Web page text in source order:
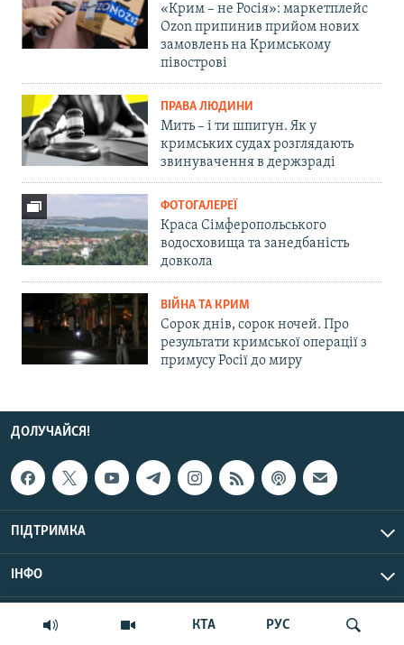
КТА РУС
«Крим – не Росія»: маркетплейс
Ozon припинив прийом нових
замовлень на Кримському
півострові
ПРАВА ЛЮДИНИ
Мить – і ти шпигун. Як у
кримських судах розглядають
звинувачення в держзраді
ФОТОГАЛЕРЕЇ
Краса Сімферопольського
водосховища та занедбаність
довкола
ВІЙНА ТА КРИМ
Сорок днів, сорок ночей. Про
результати кримської операції з
примусу Росії до миру
ДОЛУЧАЙСЯ!
ПІДТРИМКА
ІНФО
© Крим.Реалії, 2026 | Усі права застережено.